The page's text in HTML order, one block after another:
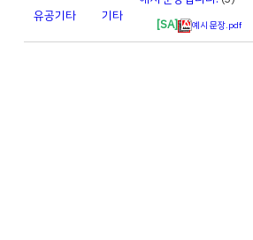
유공기타 기타
[SA]
예시 문장.pdf